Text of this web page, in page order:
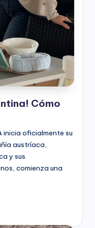
Cómo
inicia oficialmente su
austríaca,
y sus
comienza una